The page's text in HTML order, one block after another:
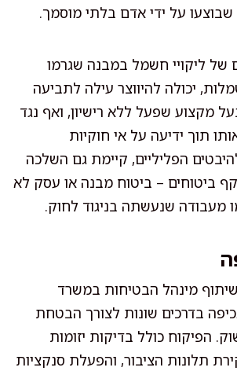
על ידי אדם בלתי מוסמך.
ליקויי חשמל במבנה שגרמו
יכולה להיווצר עילה לתביעה
מקצוע שפעל ללא רישיון, ואף נגד
תוך ידיעה על אי חוקיות
הפליליים, קיימת גם השלכה
ביטוחים – ביטוח מבנה או עסק לא
מעבודה שנעשתה בניגוד לחוק.
מינהל הבטיחות במשרד
בדרכים שונות לצורך הבטחת
הפיקוח כולל בדיקות יזומות
תלונות הציבור, והפעלת סנקציות